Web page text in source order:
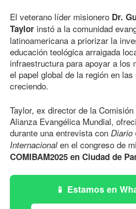
El veterano líder misionero Dr.
Taylor instó a la comunidad
latinoamericana a priorizar la
educación teológica arraigada
infraestructura para apoyar a los
el papel global de la región en
creciendo.
Taylor, ex director de la
Alianza Evangélica Mundial,
durante una entrevista con Diario
Internacionalen el congreso de
COMIBAM2025 en Ciudad de
Estamos en